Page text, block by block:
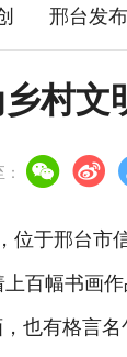
邢台发布
村文
于邢台市
百幅书画
，也有格言